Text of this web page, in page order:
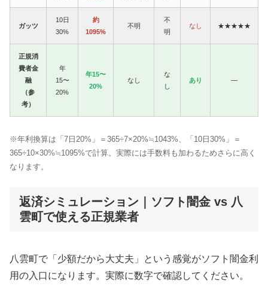
ガッツ
10日
30%
約
1095%
不明
不
明
なし ★★★★★
正規消
費者金
融
（参
考）
年
15〜
20%
年15〜
20%
なし
な
し
あり —
※年利換算は「7日20%」＝365÷7×20%≒1043%、「10日30%」＝
365÷10×30%≒1095%で計算。実際には手数料も加わるためさらに高く
なります。
返済シミュレーション｜ソフト闇金 vs 八
雲町で使える正規業者
八雲町で「少額だから大丈夫」という感覚がソフト闇金利
用の入口になります。実際に数字で確認してください。